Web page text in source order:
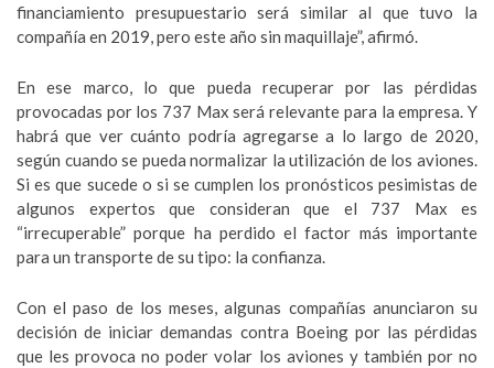
financiamiento presupuestario será similar al que tuvo la
compañía en 2019, pero este año sin maquillaje”, afirmó.
En ese marco, lo que pueda recuperar por las pérdidas
provocadas por los 737 Max será relevante para la empresa. Y
habrá que ver cuánto podría agregarse a lo largo de 2020,
según cuando se pueda normalizar la utilización de los aviones.
Si es que sucede o si se cumplen los pronósticos pesimistas de
algunos expertos que consideran que el 737 Max es
“irrecuperable” porque ha perdido el factor más importante
para un transporte de su tipo: la confianza.
Con el paso de los meses, algunas compañías anunciaron su
decisión de iniciar demandas contra Boeing por las pérdidas
que les provoca no poder volar los aviones y también por no